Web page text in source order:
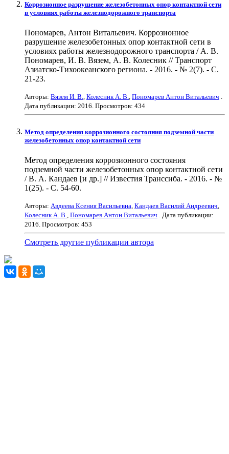
Коррозионное разрушение железобетонных опор контактной сети
в условиях работы железнодорожного транспорта
Пономарев, Антон Витальевич. Коррозионное
разрушение железобетонных опор контактной сети в
условиях работы железнодорожного транспорта / А. В.
Пономарев, И. В. Вязем, А. В. Колесник // Транспорт
Азиатско-Тихоокеанского региона. - 2016. - № 2(7). - С.
21-23.
Авторы: Вязем И. В., Колесник А. В., Пономарев Антон Витальевич .
Дата публикации: 2016. Просмотров: 434
Метод определения коррозионного состояния подземной части
железобетонных опор контактной сети
Метод определения коррозионного состояния
подземной части железобетонных опор контактной сети
/ В. А. Кандаев [и др.] // Известия Транссиба. - 2016. - №
1(25). - С. 54-60.
Авторы: Авдеева Ксения Васильевна Кандаев Василий Андреевич
Колесник А. В.
Пономарев Антон Витальевич . Дата публикации:
2016 . Просмотров: 453
Смотреть другие публикации автора